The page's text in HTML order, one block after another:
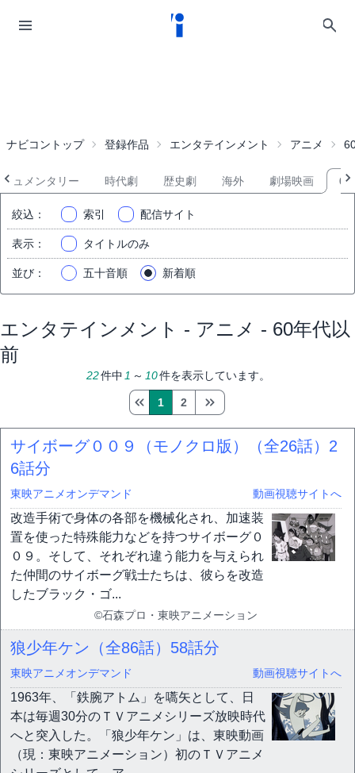
ナビコントップ 登録作品 エンタテインメント アニメ
ュメンタリー 時代劇 歴史劇 海外 劇場映画 60
絞込 ： 索引 配信サイト
表示 ： タイトルのみ
並び ： 五十音順 新着順
エンタテインメント - アニメ - 60年代以
前
22件中 1 ～ 10件を表示しています。
1 2
サイボーグ００９（モノクロ版）（全26話） 2
6話分
東映アニメオンデマンド 動画視聴サイトへ
改造手術で身体の各部を機械化され、加速装
置を使った特殊能力などを持つサイボーグ０
０９。そして、それぞれ違う能力を与えられ
た仲間のサイボーグ戦士たちは、彼らを改造
したブラック・ゴ...
©石森プロ・東映アニメーション
狼少年ケン（全86話） 58話分
東映アニメオンデマンド 動画視聴サイトへ
1963年、「鉄腕アトム」を嚆矢として、日
本は毎週30分のＴＶアニメシリーズ放映時代
へと突入した。「狼少年ケン」は、東映動画
（現：東映アニメーション）初のＴＶアニメ